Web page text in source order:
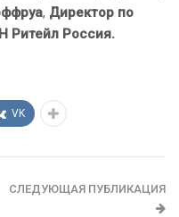
, Директор по
Ритейл Россия.
VK
СЛЕДУЮЩАЯ ПУБЛИКАЦИЯ